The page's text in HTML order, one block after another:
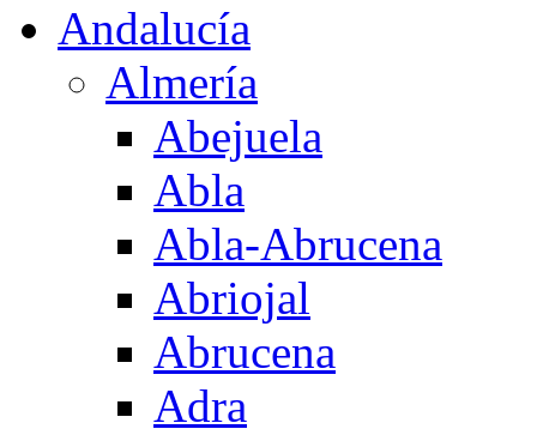
Andalucía
Almería
Abejuela
Abla
Abla-Abrucena
Abriojal
Abrucena
Adra